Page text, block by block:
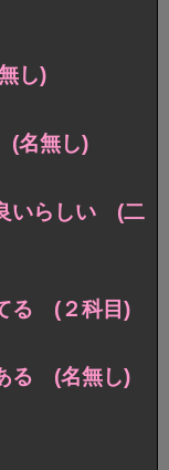
し)
(名無し)
いらしい (二
る (２科目)
る (名無し)